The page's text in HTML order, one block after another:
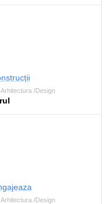
/Design
/Design